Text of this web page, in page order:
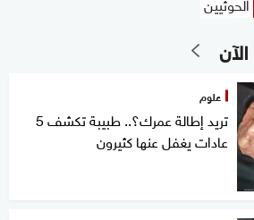
علوم
تريد إطالة عمرك؟.. طبيبة تكشف 5
عادات يغفل عنها كثيرون